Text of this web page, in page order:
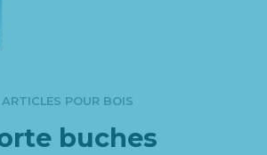
ARTICLES POUR BOIS
buches